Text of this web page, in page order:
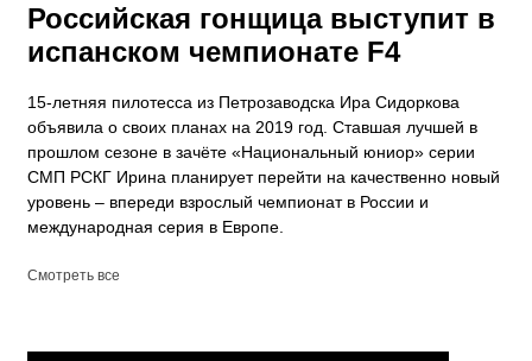
Российская гонщица выступит в
испанском чемпионате F4
15-летняя пилотесса из Петрозаводска Ира Сидоркова
объявила о своих планах на 2019 год. Ставшая лучшей в
прошлом сезоне в зачёте «Национальный юниор» серии
СМП РСКГ Ирина планирует перейти на качественно новый
уровень – впереди взрослый чемпионат в России и
международная серия в Европе.
Смотреть все